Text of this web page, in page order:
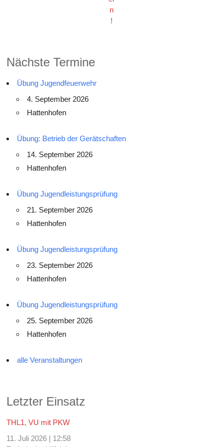
n
!
Nächste Termine
Übung Jugendfeuerwehr
4. September 2026
Hattenhofen
Übung: Betrieb der Gerätschaften
14. September 2026
Hattenhofen
Übung Jugendleistungsprüfung
21. September 2026
Hattenhofen
Übung Jugendleistungsprüfung
23. September 2026
Hattenhofen
Übung Jugendleistungsprüfung
25. September 2026
Hattenhofen
alle Veranstaltungen
Letzter Einsatz
THL1, VU mit PKW
11. Juli 2026 | 12:58